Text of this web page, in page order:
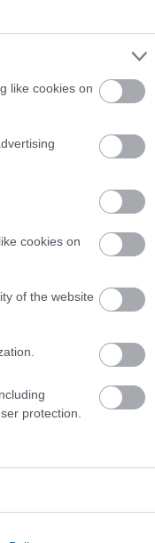
like cookies on
cookies on
of the website
protection.
az